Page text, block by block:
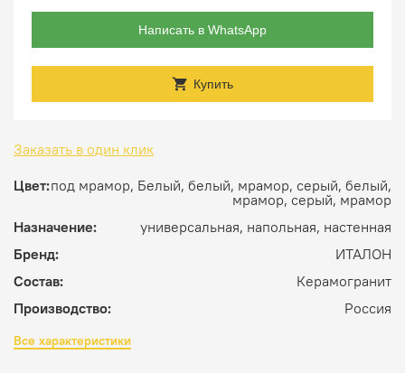
Написать в WhatsApp
Купить
Заказать в один клик
Цвет:под мрамор, Белый, белый, мрамор, серый, белый,
мрамор, серый, мрамор
Назначение:
универсальная, напольная, настенная
Бренд:
ИТАЛОН
Состав:
Керамогранит
Производство:
Россия
Все характеристики